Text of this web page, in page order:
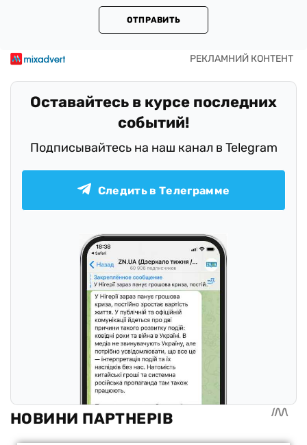
ОТПРАВИТЬ
Оставайтесь в курсе последних
событий!
Подписывайтесь на наш канал в Telegram
Следить в Телеграмме